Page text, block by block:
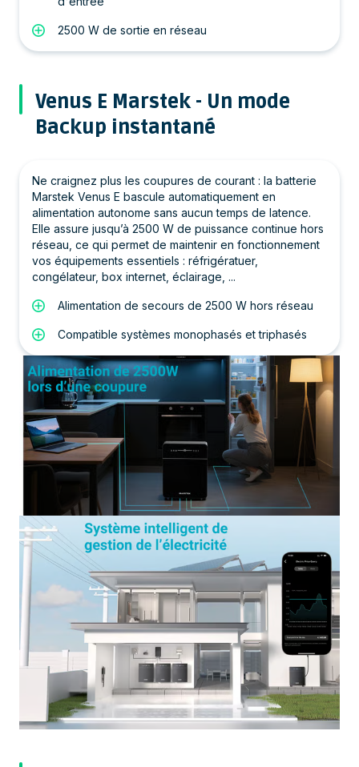
2500 W de sortie en réseau
Venus E Marstek - Un mode
Backup instantané
Ne craignez plus les coupures de courant : la batterie
Marstek Venus E bascule automatiquement en
alimentation autonome sans aucun temps de latence.
Elle assure jusqu’à 2500 W de puissance continue hors
réseau, ce qui permet de maintenir en fonctionnement
vos équipements essentiels : réfrigératuer,
congélateur, box internet, éclairage, ...
Alimentation de secours de 2500 W hors réseau
Compatible systèmes monophasés et triphasés